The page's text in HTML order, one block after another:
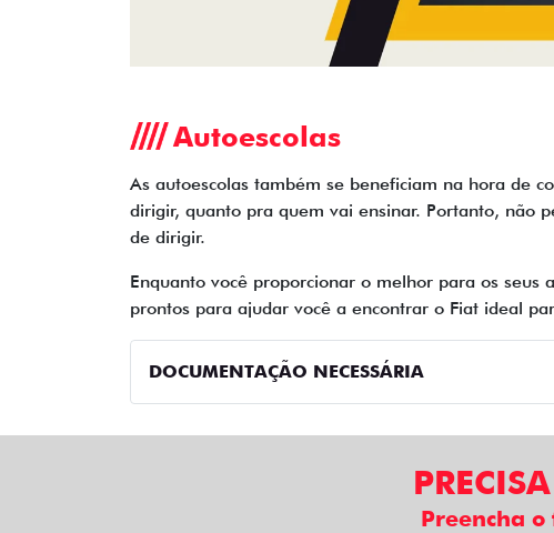
Autoescolas
As autoescolas também se beneficiam na hora de
dirigir, quanto pra quem vai ensinar. Portanto, não
de dirigir.
Enquanto você proporcionar o melhor para os seus
prontos para ajudar você a encontrar o Fiat ideal
DOCUMENTAÇÃO NECESSÁRIA
Preencha